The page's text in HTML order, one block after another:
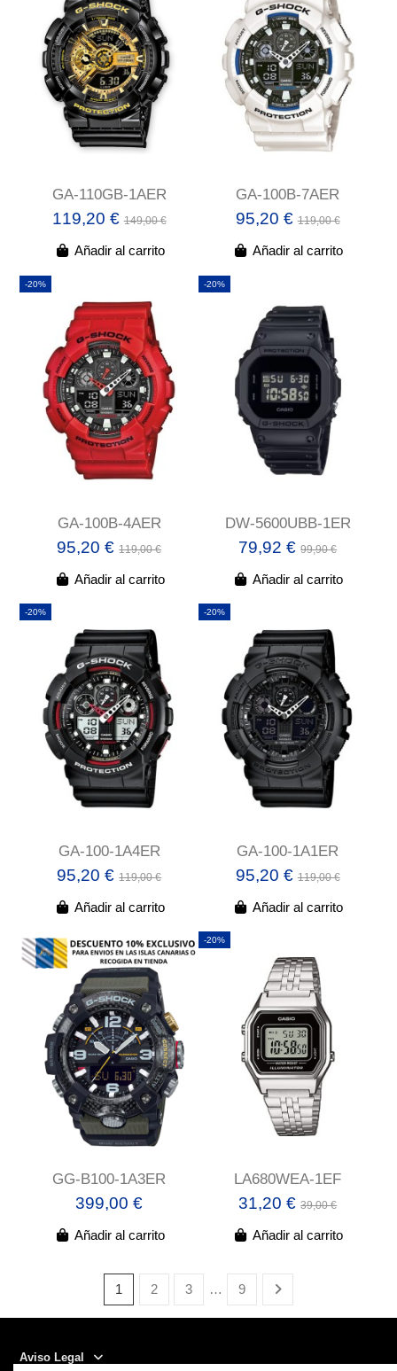
GA-110GB-1AER
119,20 €149,00 €
Añadir al carrito
GA-100B-7AER
95,20 €119,00 €
Añadir al carrito
-20%
GA-100B-4AER
95,20 €119,00 €
Añadir al carrito
-20%
DW-5600UBB-1ER
79,92 €99,90 €
Añadir al carrito
-20%
GA-100-1A4ER
95,20 €119,00 €
Añadir al carrito
-20%
GA-100-1A1ER
95,20 €119,00 €
Añadir al carrito
GG-B100-1A3ER
399,00 €
Añadir al carrito
-20%
LA680WEA-1EF
31,20 €39,00 €
Añadir al carrito
1 2 3 … 9
Aviso Legal